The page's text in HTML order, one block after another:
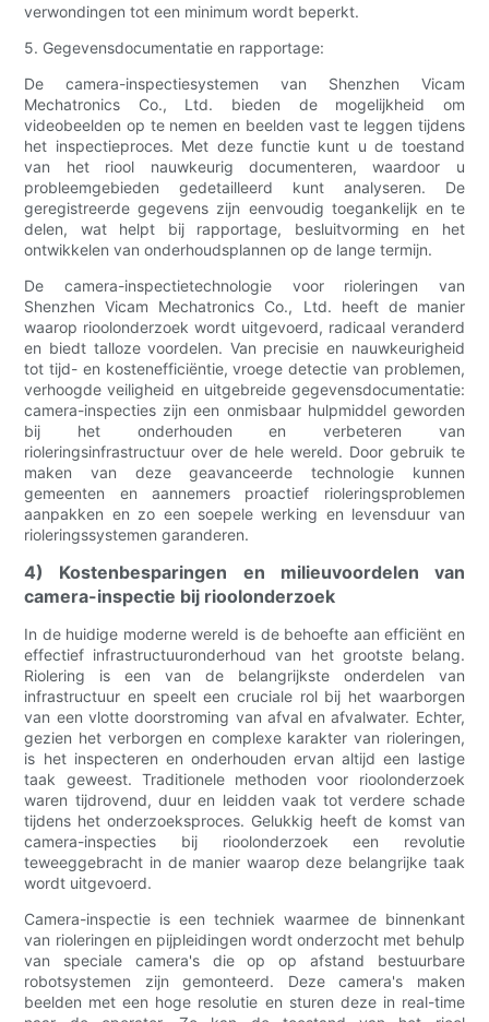
verwondingen tot een minimum wordt beperkt.
5. Gegevensdocumentatie en rapportage:
De camera-inspectiesystemen van Shenzhen Vicam
Mechatronics Co., Ltd. bieden de mogelijkheid om
videobeelden op te nemen en beelden vast te leggen tijdens
het inspectieproces. Met deze functie kunt u de toestand
van het riool nauwkeurig documenteren, waardoor u
probleemgebieden gedetailleerd kunt analyseren. De
geregistreerde gegevens zijn eenvoudig toegankelijk en te
delen, wat helpt bij rapportage, besluitvorming en het
ontwikkelen van onderhoudsplannen op de lange termijn.
De camera-inspectietechnologie voor rioleringen van
Shenzhen Vicam Mechatronics Co., Ltd. heeft de manier
waarop rioolonderzoek wordt uitgevoerd, radicaal veranderd
en biedt talloze voordelen. Van precisie en nauwkeurigheid
tot tijd- en kostenefficiëntie, vroege detectie van problemen,
verhoogde veiligheid en uitgebreide gegevensdocumentatie:
camera-inspecties zijn een onmisbaar hulpmiddel geworden
bij het onderhouden en verbeteren van
rioleringsinfrastructuur over de hele wereld. Door gebruik te
maken van deze geavanceerde technologie kunnen
gemeenten en aannemers proactief rioleringsproblemen
aanpakken en zo een soepele werking en levensduur van
rioleringssystemen garanderen.
4) Kostenbesparingen en milieuvoordelen van
camera-inspectie bij rioolonderzoek
In de huidige moderne wereld is de behoefte aan efficiënt en
effectief infrastructuuronderhoud van het grootste belang.
Riolering is een van de belangrijkste onderdelen van
infrastructuur en speelt een cruciale rol bij het waarborgen
van een vlotte doorstroming van afval en afvalwater. Echter,
gezien het verborgen en complexe karakter van rioleringen,
is het inspecteren en onderhouden ervan altijd een lastige
taak geweest. Traditionele methoden voor rioolonderzoek
waren tijdrovend, duur en leidden vaak tot verdere schade
tijdens het onderzoeksproces. Gelukkig heeft de komst van
camera-inspecties bij rioolonderzoek een revolutie
teweeggebracht in de manier waarop deze belangrijke taak
wordt uitgevoerd.
Camera-inspectie is een techniek waarmee de binnenkant
van rioleringen en pijpleidingen wordt onderzocht met behulp
van speciale camera's die op op afstand bestuurbare
robotsystemen zijn gemonteerd. Deze camera's maken
beelden met een hoge resolutie en sturen deze in real-time